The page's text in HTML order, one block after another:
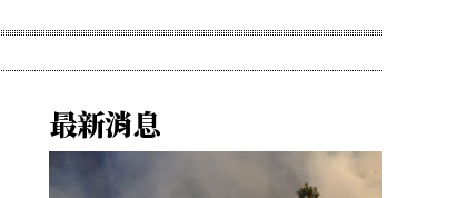
最新消息